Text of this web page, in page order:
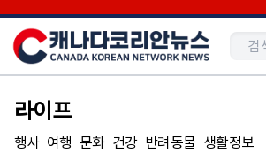
라이프
행사 여행 문화 건강 반려동물 생활정보